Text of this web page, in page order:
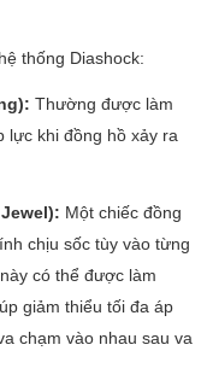
thống Diashock:
Thường được làm
lực khi đồng hồ xảy ra
Một chiếc đồng
chịu sốc tùy vào từng
có thể được làm
giảm thiểu tối đa áp
chạm vào nhau sau va